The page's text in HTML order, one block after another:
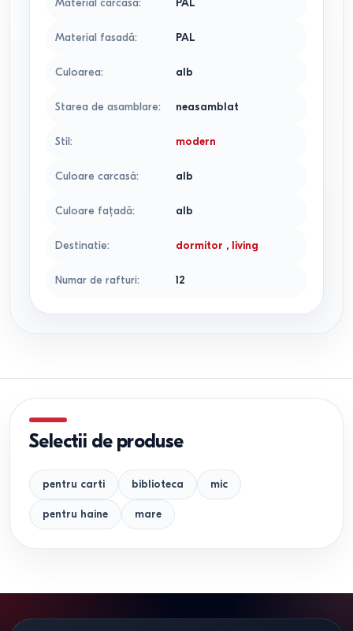
Material carcasa: PAL
Material fasadă: PAL
Culoarea: alb
Starea de asamblare: neasamblat
Stil: modern
Culoare carcasă: alb
Culoare faţadă: alb
Destinatie: dormitor , living
Numar de rafturi: 12
Selectii de produse
pentru carti biblioteca mic
pentru haine mare